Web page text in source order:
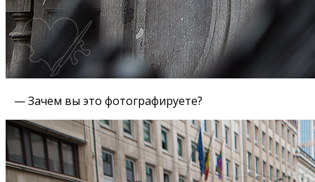
— Зачем вы это фотографируете?